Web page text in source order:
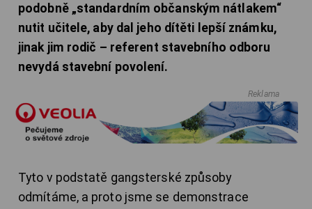
podobně „standardním občanským nátlakem“
nutit učitele, aby dal jeho dítěti lepší známku,
jinak jim rodič – referent stavebního odboru
nevydá stavební povolení.
Reklama
Tyto v podstatě gangsterské způsoby
odmítáme, a proto jsme se demonstrace